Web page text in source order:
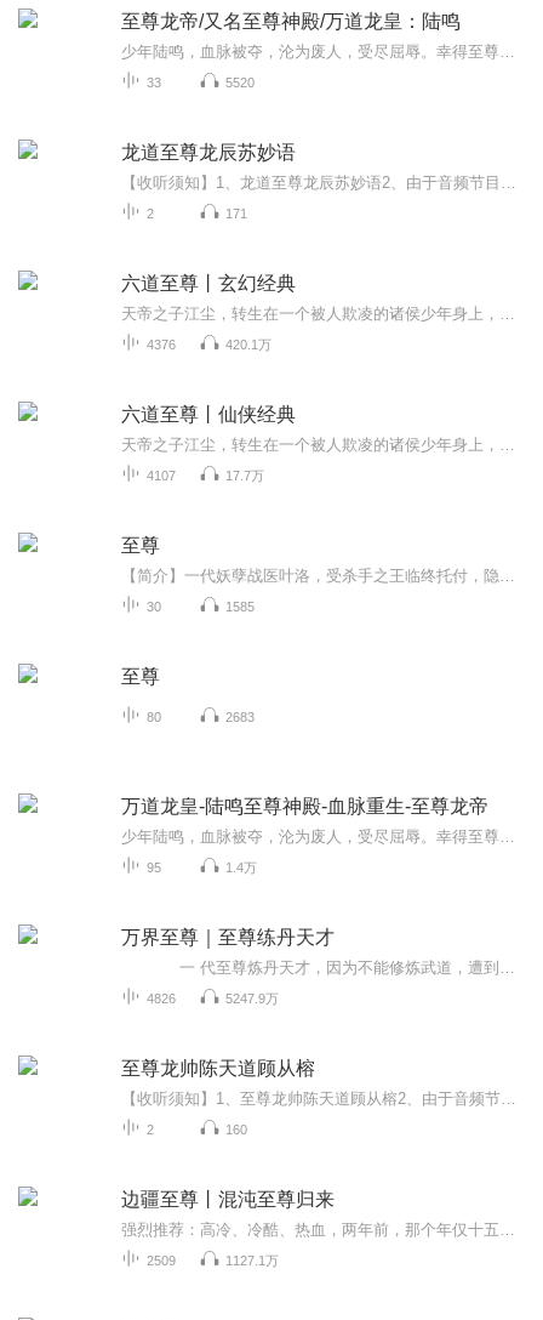
至尊龙帝/又名至尊神殿/万道龙皇：陆鸣
33 5520
龙道至尊龙辰苏妙语
2 171
六道至尊丨玄幻经典
4376 420.1万
六道至尊丨仙侠经典
4107 17.7万
至尊
30 1585
至尊
80 2683
万道龙皇-陆鸣至尊神殿-血脉重生-至尊龙帝
95 1.4万
万界至尊｜至尊练丹天才
4826 5247.9万
至尊龙帅陈天道顾从榕
2 160
边疆至尊丨混沌至尊归来
2509 1127.1万